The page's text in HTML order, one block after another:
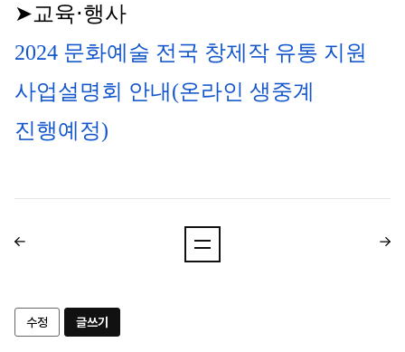
➤교육⋅행사
2024 문화예술 전국 창제작 유통 지원
사업설명회 안내(온라인 생중계
진행예정)
수정 글쓰기